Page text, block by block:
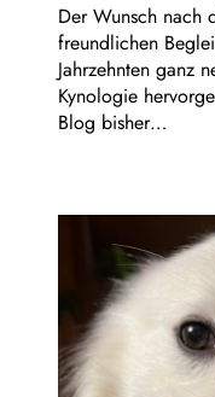
Der Wunsch nach
freundlichen
Jahrzehnten ganz
Kynologie
Blog bisher…